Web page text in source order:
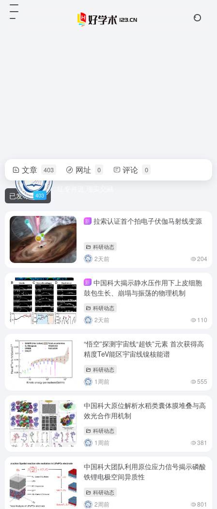
中国科技大学
文章 403 网址 0 评论 0
已发布 403
新 拉索认证首个拍电子伏伽马射线变源
科研动态
2天前 204
新 中国科大揭示静水压作用下上皮细胞
鼓包生长、崩塌与振荡的物理机制
科研动态
2天前 110
“悟空”探测宇宙线“超铁”元素 首次获得高
精度TeV能区宇宙线镍核能谱
科研动态
1周前 555
中国科大原位解析水稻类囊体膜堆叠与高
效光合作用机制
科研动态
1周前 381
中国科大团队利用原位应力信号揭示磷酸
铁锂电极空间异质性
科研动态
2周前 801